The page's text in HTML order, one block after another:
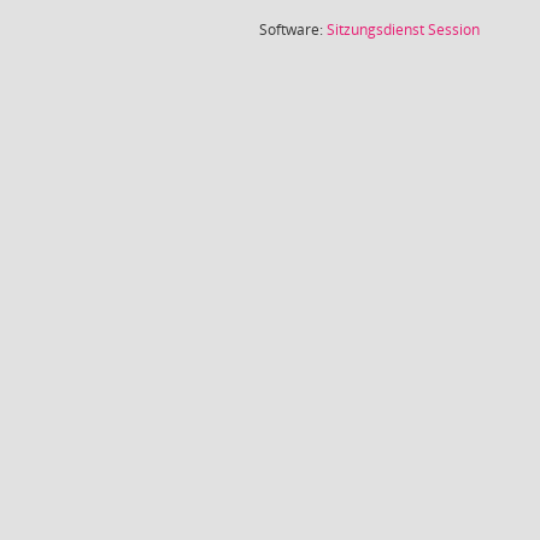
Software:SitzungsdienstSession(Wird in